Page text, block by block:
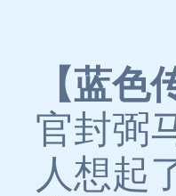
【蓝
官封弼
人想起